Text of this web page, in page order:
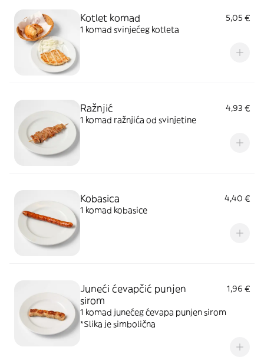
Kotlet komad
5,05 €
1 komad svinjećeg kotleta
Ražnjić
4,93 €
1 komad ražnjića od svinjetine
Kobasica
4,40 €
1 komad kobasice
Juneći ćevapčić punjen
sirom
1,96 €
1 komad junećeg ćevapa punjen sirom
*Slika je simbolična